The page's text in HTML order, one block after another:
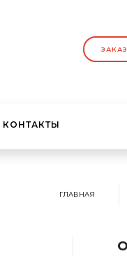
КОНТАКТЫ
ГЛАВНАЯ